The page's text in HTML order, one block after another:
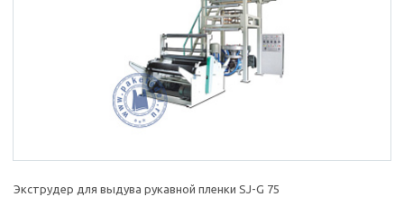
Экструдер для выдува рукавной пленки SJ-G 75